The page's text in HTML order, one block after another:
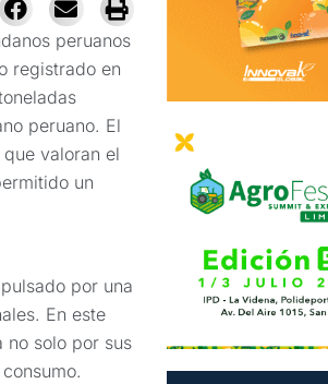
peruanos
registrado en
peruano. El
valoran el
un
por una
En este
no solo por sus